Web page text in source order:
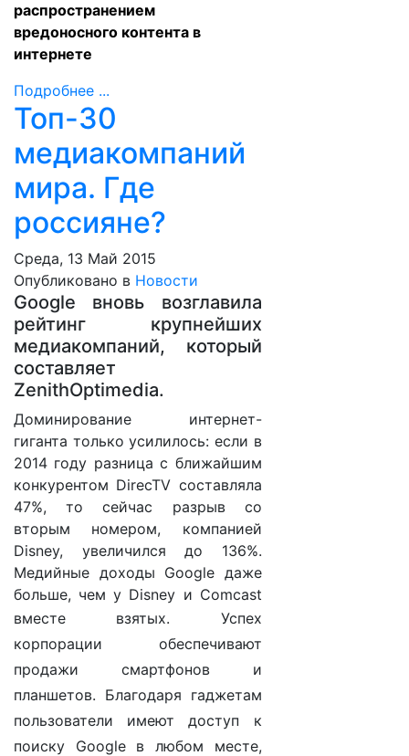
распространением
вредоносного контента в
интернете
Подробнее ...
Топ-30
медиакомпаний
мира. Где
россияне?
Среда, 13 Май 2015
Опубликовано в Новости
Google вновь возглавила
рейтинг крупнейших
медиакомпаний, который
составляет
ZenithOptimedia.
Доминирование интернет-
гиганта только усилилось: если в
2014 году разница с ближайшим
конкурентом DirecTV составляла
47%, то сейчас разрыв со
вторым номером, компанией
Disney, увеличился до 136%.
Медийные доходы Google даже
больше, чем у Disney и Comcast
вместе взятых. Успех
корпорации обеспечивают
продажи смартфонов и
планшетов. Благодаря гаджетам
пользователи имеют доступ к
поиску Google в любом месте,